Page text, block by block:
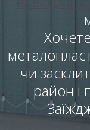
чи
район і